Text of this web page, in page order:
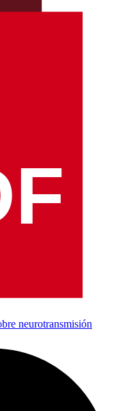
neurotransmisión